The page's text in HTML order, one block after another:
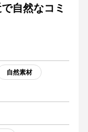
自然なコミ
自然素材